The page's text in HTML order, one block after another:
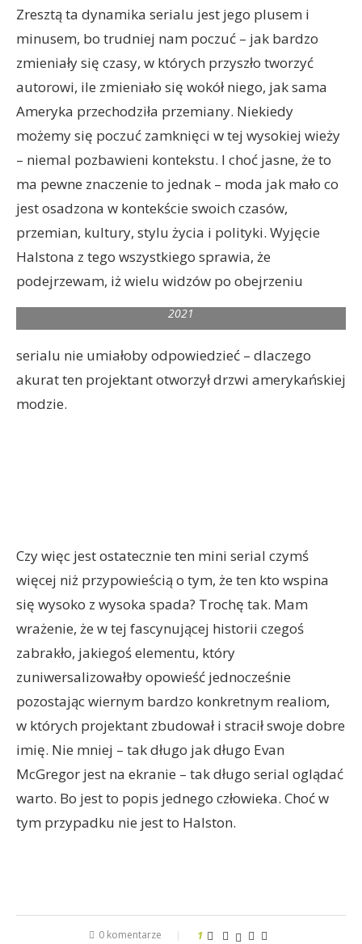
Zresztą ta dynamika serialu jest jego plusem i
minusem, bo trudniej nam poczuć – jak bardzo
zmieniały się czasy, w których przyszło tworzyć
autorowi, ile zmieniało się wokół niego, jak sama
Ameryka przechodziła przemiany. Niekiedy
możemy się poczuć zamknięci w tej wysokiej wieży
– niemal pozbawieni kontekstu. I choć jasne, że to
ma pewne znaczenie to jednak – moda jak mało co
jest osadzona w kontekście swoich czasów,
przemian, kultury, stylu życia i polityki. Wyjęcie
Halstona z tego wszystkiego sprawia, że
podejrzewam, iż wielu widzów po obejrzeniu
HALSTON (L to R) THE HALSTONETTES, KRYSTA RODRIGUEZ as
LIZA MINNELLI, and REBECCA DAYAN as ELSA PERETTI in
2021
serialu nie umiałoby odpowiedzieć – dlaczego
akurat ten projektant otworzył drzwi amerykańskiej
modzie.
Czy więc jest ostatecznie ten mini serial czymś
więcej niż przypowieścią o tym, że ten kto wspina
się wysoko z wysoka spada? Trochę tak. Mam
wrażenie, że w tej fascynującej historii czegoś
zabrakło, jakiegoś elementu, który
zuniwersalizowałby opowieść jednocześnie
pozostając wiernym bardzo konkretnym realiom,
w których projektant zbudował i stracił swoje dobre
imię. Nie mniej – tak długo jak długo Evan
McGregor jest na ekranie – tak długo serial oglądać
warto. Bo jest to popis jednego człowieka. Choć w
tym przypadku nie jest to Halston.
0 komentarze 1